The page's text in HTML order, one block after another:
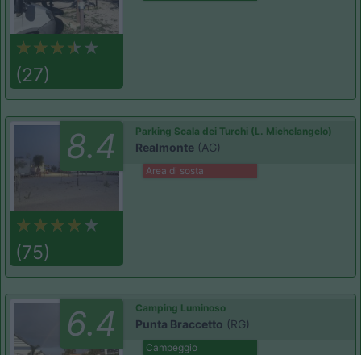
(27)
8.4
(75)
Parking Scala dei Turchi (L. Michelangelo)
Realmonte (AG)
Area di sosta
6.4 Camping Luminoso
Punta Braccetto (RG)
Campeggio